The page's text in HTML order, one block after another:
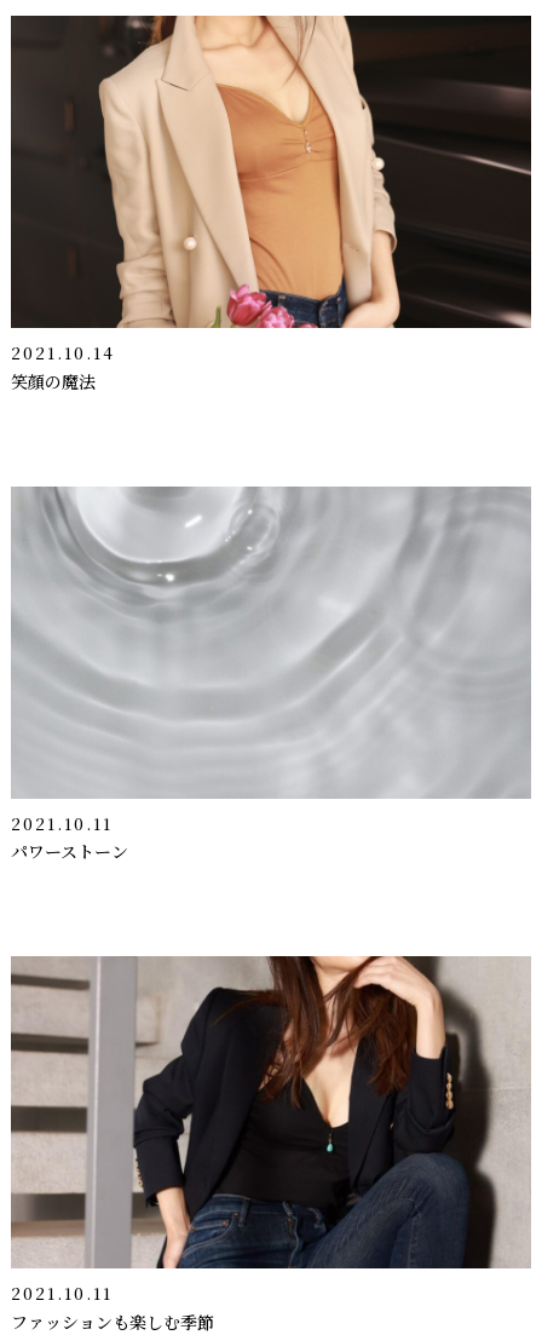
2021.10.14
笑顔の魔法
2021.10.11
パワーストーン
2021.10.11
ファッションも楽しむ季節